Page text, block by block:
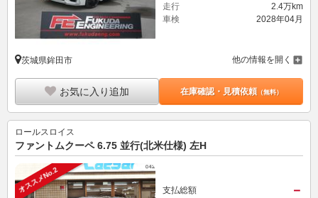
走行
2.4万km
車検
2028年04月
茨城県鉾田市 他の情報を開く
お気に入り追加 在庫確認・見積依頼（無料）
ロールスロイス
ファントムクーペ 6.75 並行(北米仕様) 左H
オススメNo.2 支払総額 －